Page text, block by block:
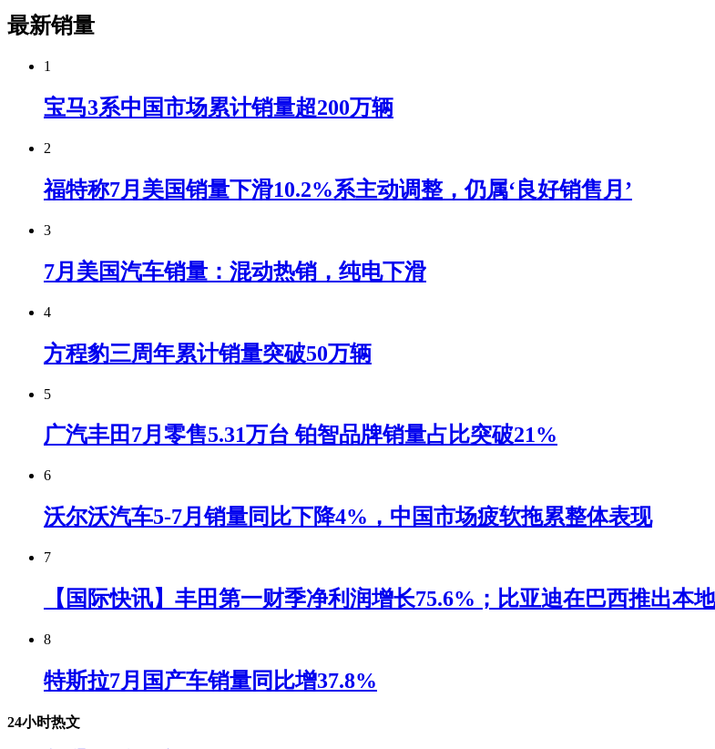
最新销量
1
宝马3系中国市场累计销量超200万辆
2
福特称7月美国销量下滑10.2%系主动调整，仍属‘良好销售月’
3
7月美国汽车销量：混动热销，纯电下滑
4
方程豹三周年累计销量突破50万辆
5
广汽丰田7月零售5.31万台 铂智品牌销量占比突破21%
6
沃尔沃汽车5-7月销量同比下降4%，中国市场疲软拖累整体表现
7
【国际快讯】丰田第一财季净利润增长75.6%；比亚迪在巴西推出本
8
特斯拉7月国产车销量同比增37.8%
24小时热文